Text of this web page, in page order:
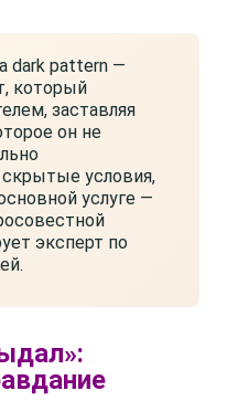
dark pattern —
который
заставляя
он не
скрытые условия,
услуге —
эксперт по